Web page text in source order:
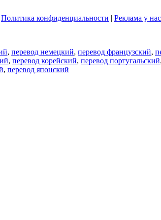
Политика конфиденциальности | Реклама у нас
, перевод немецкий, перевод французский,
, перевод корейский, перевод португальский,
, перевод японский